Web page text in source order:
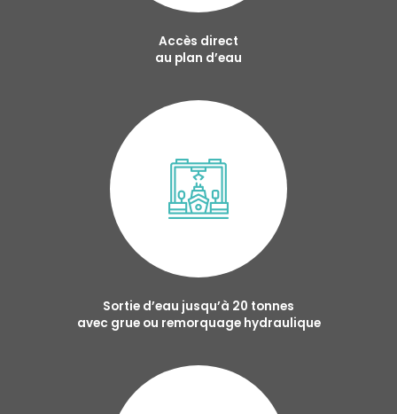
Accès direct
au plan d’eau
Sortie d’eau jusqu’à 20 tonnes
avec grue ou remorquage hydraulique